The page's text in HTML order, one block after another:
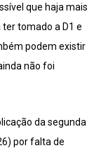
que haja mais
tomado a D1 e
podem existir
não foi
da segunda
por falta de